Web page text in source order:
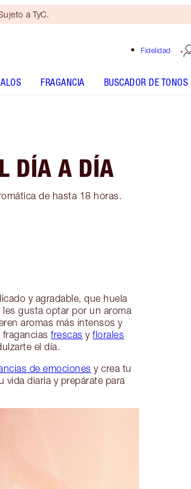
a TyC.
Fidelidad
FRAGANCIA BUSCADOR DE TONOS
DÍA A DÍA
de hasta 18 horas.
y agradable, que huela
gusta optar por un aroma
aromas más intensos y
fraganciasfrescas yflorales
el día.
de emociones y crea tu
vida diaria y prepárate para